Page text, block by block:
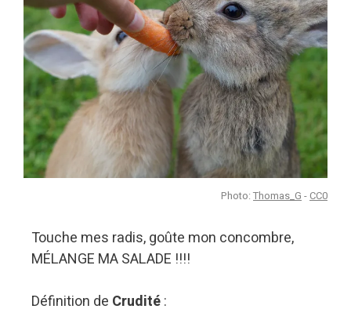
Photo: Thomas_G - CC0
Touche mes radis, goûte mon concombre,
MÉLANGE MA SALADE !!!!
Définition de Crudité: